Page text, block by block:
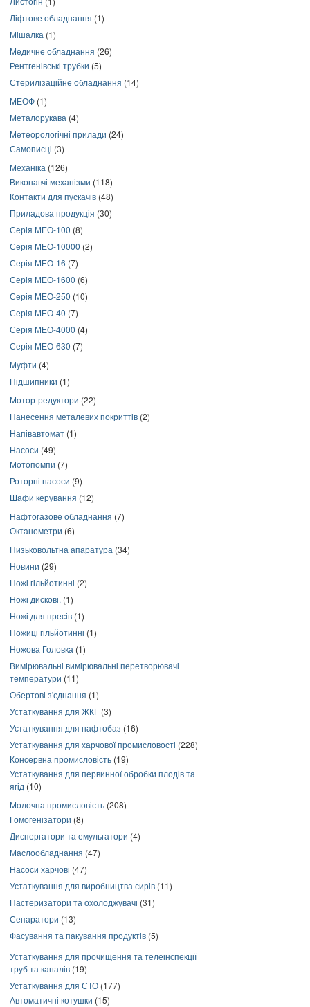
Ліфтове обладнання (1)
Мішалка (1)
Медичне обладнання (26)
Рентгенівські трубки (5)
Стерилізаційне обладнання (14)
МЕОФ (1)
Металорукава (4)
Метеорологічні прилади (24)
Самописці (3)
Механіка (126)
Виконавчі механізми (118)
Контакти для пускачів (48)
Приладова продукція (30)
Серія МЕО-100 (8)
Серія МЕО-10000 (2)
Серія МЕО-16 (7)
Серія МЕО-1600 (6)
Серія МЕО-250 (10)
Серія МЕО-40 (7)
Серія МЕО-4000 (4)
Серія МЕО-630 (7)
Муфти (4)
Підшипники (1)
Мотор-редуктори (22)
Нанесення металевих покриттів (2)
Напівавтомат (1)
Насоси (49)
Мотопомпи (7)
Роторні насоси (9)
Шафи керування (12)
Нафтогазове обладнання (7)
Октанометри (6)
Низьковольтна апаратура (34)
Новини (29)
Ножі гільйотинні (2)
Ножі дискові. (1)
Ножі для пресів (1)
Ножиці гільйотинні (1)
Ножова Головка (1)
Вимірювальні вимірювальні перетворювачі
температури (11)
Обертові з'єднання (1)
Устаткування для ЖКГ (3)
Устаткування для нафтобаз (16)
Устаткування для харчової промисловості (228)
Консервна промисловість (19)
Устаткування для первинної обробки плодів та
ягід (10)
Молочна промисловість (208)
Гомогенізатори (8)
Диспергатори та емульгатори (4)
Маслообладнання (47)
Насоси харчові (47)
Устаткування для виробництва сирів (11)
Пастеризатори та охолоджувачі (31)
Сепаратори (13)
Фасування та пакування продуктів (5)
Устаткування для прочищення та телеінспекції
труб та каналів (19)
Устаткування для СТО (177)
Автоматичні котушки (15)